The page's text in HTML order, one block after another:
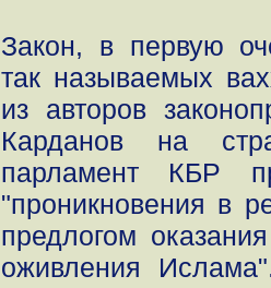
Закон, в первую
так называемых
из авторов
Карданов на
парламент КБР
"проникновения в
предлогом
оживления